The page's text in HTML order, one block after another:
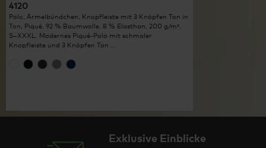
4120
Polo, Ärmelbündchen, Knopfleiste mit 3 Knöpfen Ton in
Ton, Piqué, 92 % Baumwolle, 8 % Elasthan, 200 g/m²,
S–XXXL. Modernes Piqué-Polo mit schmaler
Knopfleiste und 3 Knöpfen Ton ...
Exklusive Einblicke